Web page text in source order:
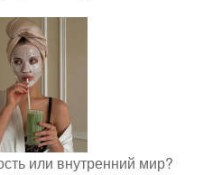
или внутренний мир?